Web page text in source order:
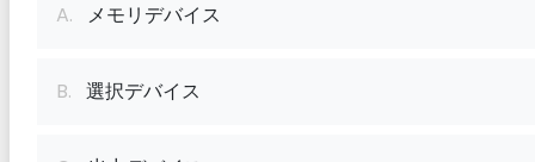
A. メモリデバイス
B. 選択デバイス